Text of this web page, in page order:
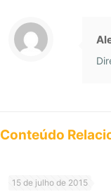
Conteúdo
15 de julho de 2015